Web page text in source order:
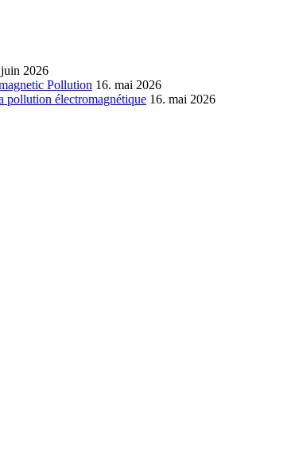
2026
Pollution 16. mai 2026
pollution électromagnétique 16. mai 2026